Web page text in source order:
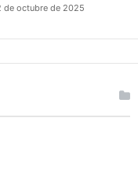
de octubre de 2025